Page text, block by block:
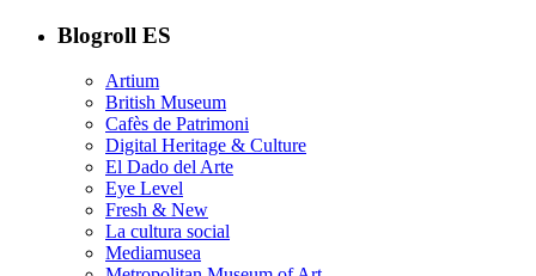
Blogroll ES
Artium
British Museum
Cafès de Patrimoni
Digital Heritage & Culture
El Dado del Arte
Eye Level
Fresh & New
La cultura social
Mediamusea